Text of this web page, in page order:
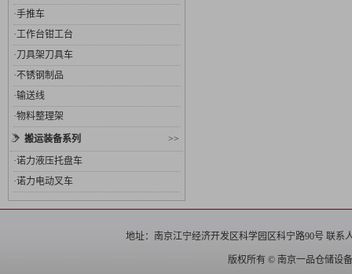
·手推车
·工作台钳工台
·刀具架刀具车
·不锈钢制品
·输送线
·物料整理架
>>
搬运装备系列
·诺力液压托盘车
·诺力电动叉车
地址：南京江宁经济开发区科学园区科宁路90号 联系
版权所有 © 南京一品仓储设